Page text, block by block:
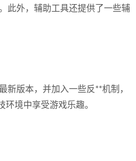
此外，辅助工具还提供了一些辅
新版本，并加入一些反**机制，
境中享受游戏乐趣。